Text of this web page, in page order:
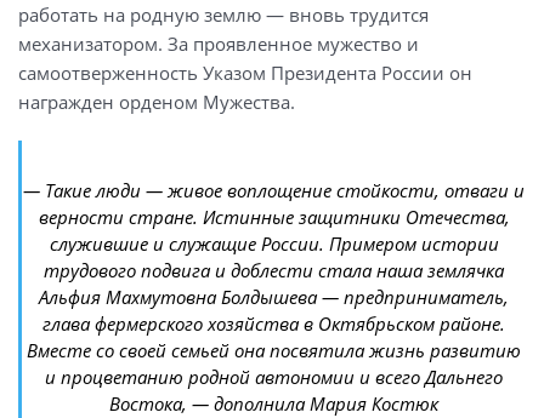
работать на родную землю — вновь трудится
механизатором. За проявленное мужество и
самоотверженность Указом Президента России он
награжден орденом Мужества.
— Такие люди — живое воплощение стойкости, отваги и
верности стране. Истинные защитники Отечества,
служившие и служащие России. Примером истории
трудового подвига и доблести стала наша землячка
Альфия Махмутовна Болдышева — предприниматель,
глава фермерского хозяйства в Октябрьском районе.
Вместе со своей семьей она посвятила жизнь развитию
и процветанию родной автономии и всего Дальнего
Востока, — дополнила Мария Костюк